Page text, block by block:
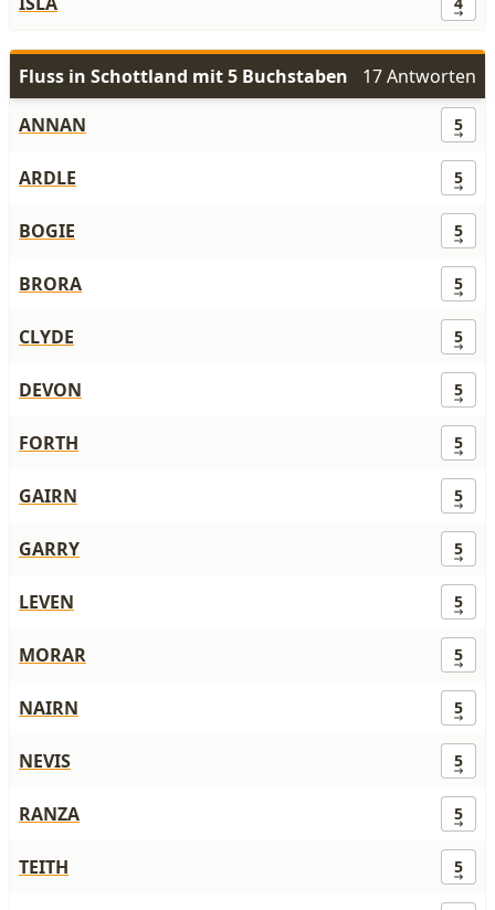
Fluss in Schottland mit 5 Buchstaben
17 Antworten
ANNAN
5
ARDLE 5
BOGIE 5
BRORA 5
CLYDE 5
DEVON 5
FORTH 5
GAIRN 5
GARRY 5
LEVEN 5
MORAR 5
NAIRN 5
NEVIS 5
RANZA 5
TEITH 5